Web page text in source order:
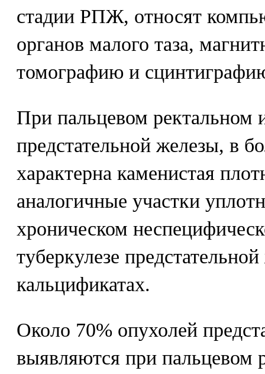
стадии РПЖ, относят
органов малого таза,
томографию и
При пальцевом ректальном
предстательной железы, в
характерна каменистая
аналогичные участки
хроническом
туберкулезе
кальцификатах.
Около 70% опухолей
выявляются при пальцевом